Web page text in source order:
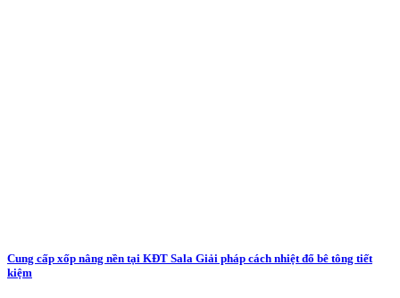
Cung cấp xốp nâng nền tại KĐT Sala Giải pháp cách nhiệt đổ bê tông tiết
kiệm